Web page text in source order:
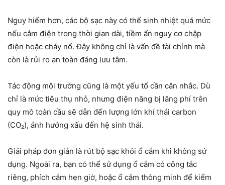
Nguy hiểm hơn, các bộ sạc này có thể sinh nhiệt quá mức
nếu cắm điện trong thời gian dài, tiềm ẩn nguy cơ chập
điện hoặc cháy nổ. Đây không chỉ là vấn đề tài chính mà
còn là rủi ro an toàn đáng lưu tâm.
Tác động môi trường cũng là một yếu tố cần cân nhắc. Dù
chỉ là mức tiêu thụ nhỏ, nhưng điện năng bị lãng phí trên
quy mô toàn cầu sẽ dẫn đến lượng lớn khí thải carbon
(CO₂), ảnh hưởng xấu đến hệ sinh thái.
Giải pháp đơn giản là rút bộ sạc khỏi ổ cắm khi không sử
dụng. Ngoài ra, bạn có thể sử dụng ổ cắm có công tắc
riêng, phích cắm hẹn giờ, hoặc ổ cắm thông minh để kiểm